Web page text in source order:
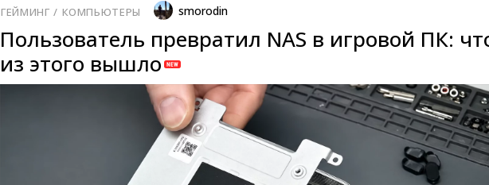
ГЕЙМИНГ / КОМПЬЮТЕРЫ smorodin
Пользователь превратил NAS в игровой ПК:
из этого вышло